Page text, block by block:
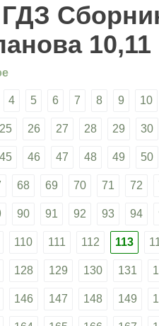
10,11
4 5 6 7 8 9 10
25 26 27 28 29 30
45 46 47 48 49 50
68 69 70 71 72
90 91 92 93 94
110 111 112 113
128 129 130 131
146 147 148 149